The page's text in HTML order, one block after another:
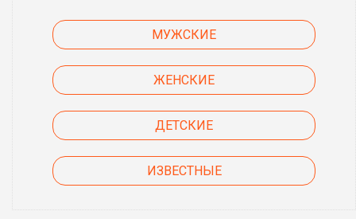
МУЖСКИЕ
ЖЕНСКИЕ
ДЕТСКИЕ
ИЗВЕСТНЫЕ